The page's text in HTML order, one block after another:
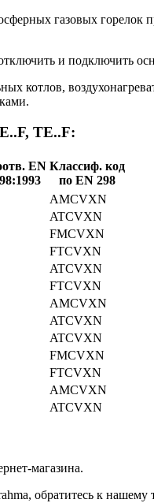
газовых
и подключить
котлов,
TE..F:
EN Классиф. код
по EN 298
AMCVXN
ATCVXN
FMCVXN
FTCVXN
ATCVXN
FTCVXN
AMCVXN
ATCVXN
ATCVXN
FMCVXN
FTCVXN
AMCVXN
ATCVXN
магазина.
обратитесь к